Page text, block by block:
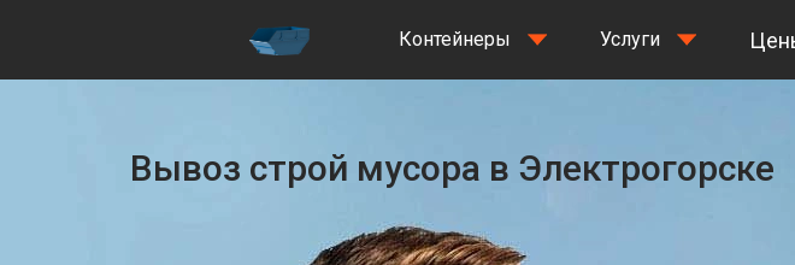
Контейнеры Услуги
Вывоз строй мусора в Электрогорске